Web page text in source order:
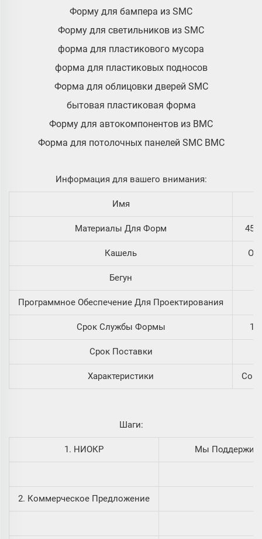
Форму для бампера из SMC
Форму для светильников из SMC
форма для пластикового мусора
форма для пластиковых подносов
Форма для облицовки дверей SMC
бытовая пластиковая форма
Форму для автокомпонентов из BMC
Форма для потолочных панелей SMC BMC
Информация для вашего внимания:
Имя
Материалы Для Форм
Кашель
Бегун
Программное Обеспечение Для Проектирования
Срок Службы Формы
Срок Поставки
Характеристики
Шаги:
1. НИОКР Мы
2. Коммерческое Предложение